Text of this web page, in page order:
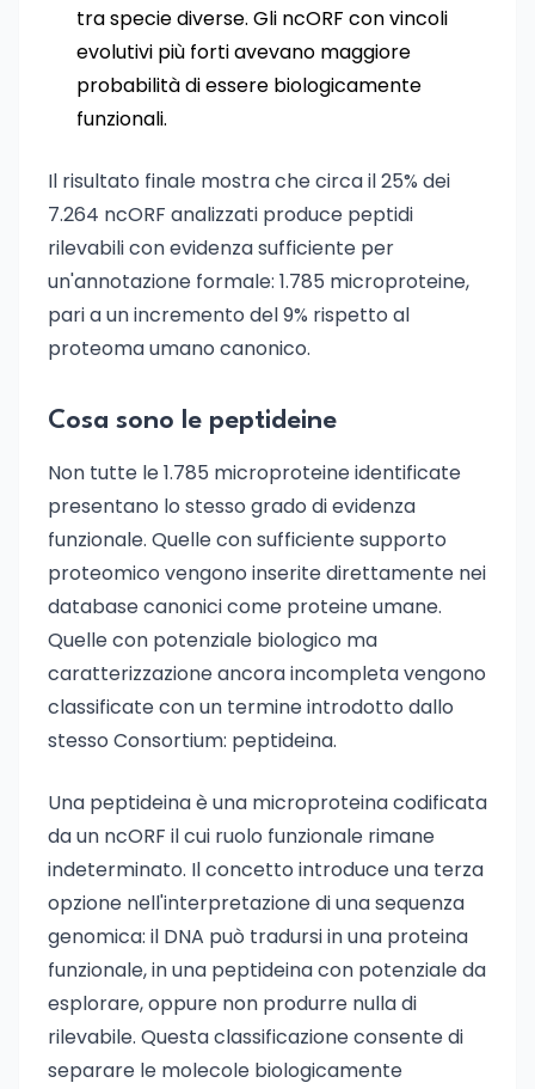
tra specie diverse. Gli ncORF con vincoli
evolutivi più forti avevano maggiore
probabilità di essere biologicamente
funzionali.
Il risultato finale mostra che circa il 25% dei
7.264 ncORF analizzati produce peptidi
rilevabili con evidenza sufficiente per
un'annotazione formale: 1.785 microproteine,
pari a un incremento del 9% rispetto al
proteoma umano canonico.
Cosa sono le peptideine
Non tutte le 1.785 microproteine identificate
presentano lo stesso grado di evidenza
funzionale. Quelle con sufficiente supporto
proteomico vengono inserite direttamente nei
database canonici come proteine umane.
Quelle con potenziale biologico ma
caratterizzazione ancora incompleta vengono
classificate con un termine introdotto dallo
stesso Consortium: peptideina.
Una peptideina è una microproteina codificata
da un ncORF il cui ruolo funzionale rimane
indeterminato. Il concetto introduce una terza
opzione nell'interpretazione di una sequenza
genomica: il DNA può tradursi in una proteina
funzionale, in una peptideina con potenziale da
esplorare, oppure non produrre nulla di
rilevabile. Questa classificazione consente di
separare le molecole biologicamente